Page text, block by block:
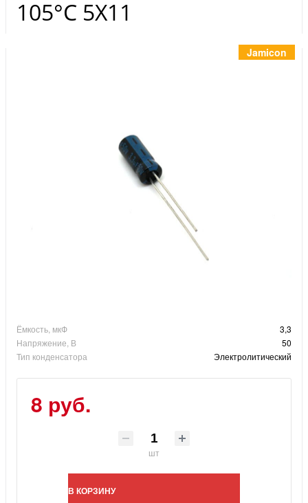
Инструменты
Материалы
105°C 5X11
Jamicon
Ёмкость, мкФ
3,3
Напряжение, В
50
Тип конденсатора
Электролитический
8 руб.
шт
В КОРЗИНУ